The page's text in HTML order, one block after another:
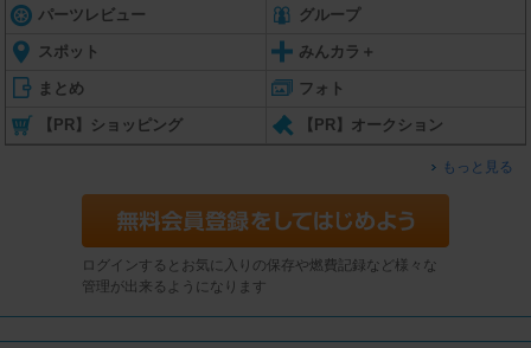
パーツレビュー グループ
スポット みんカラ＋
まとめ フォト
【PR】ショッピング 【PR】オークション
もっと見る
ログインするとお気に入りの保存や燃費記録など様々な
管理が出来るようになります